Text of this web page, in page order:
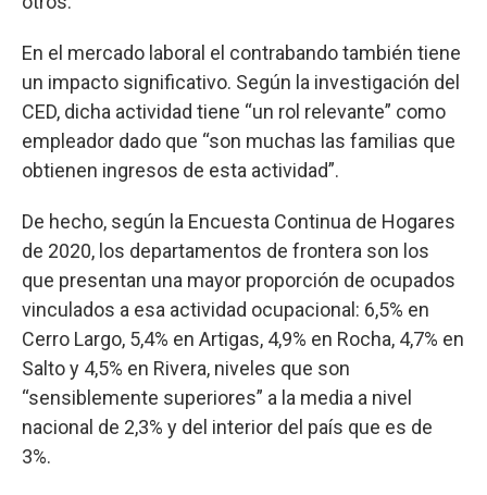
En el mercado laboral el contrabando también tiene
un impacto significativo. Según la investigación del
CED, dicha actividad tiene “un rol relevante” como
empleador dado que “son muchas las familias que
obtienen ingresos de esta actividad”.
De hecho, según la Encuesta Continua de Hogares
de 2020, los departamentos de frontera son los
que presentan una mayor proporción de ocupados
vinculados a esa actividad ocupacional: 6,5% en
Cerro Largo, 5,4% en Artigas, 4,9% en Rocha, 4,7% en
Salto y 4,5% en Rivera, niveles que son
“sensiblemente superiores” a la media a nivel
nacional de 2,3% y del interior del país que es de
3%.